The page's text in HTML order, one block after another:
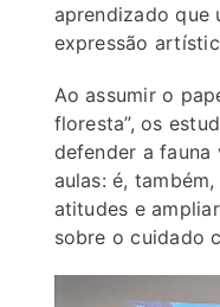
aprendizado que
expressão
Ao assumir o
floresta”, os
defender a fauna
aulas: é,
atitudes e
sobre o cuidado